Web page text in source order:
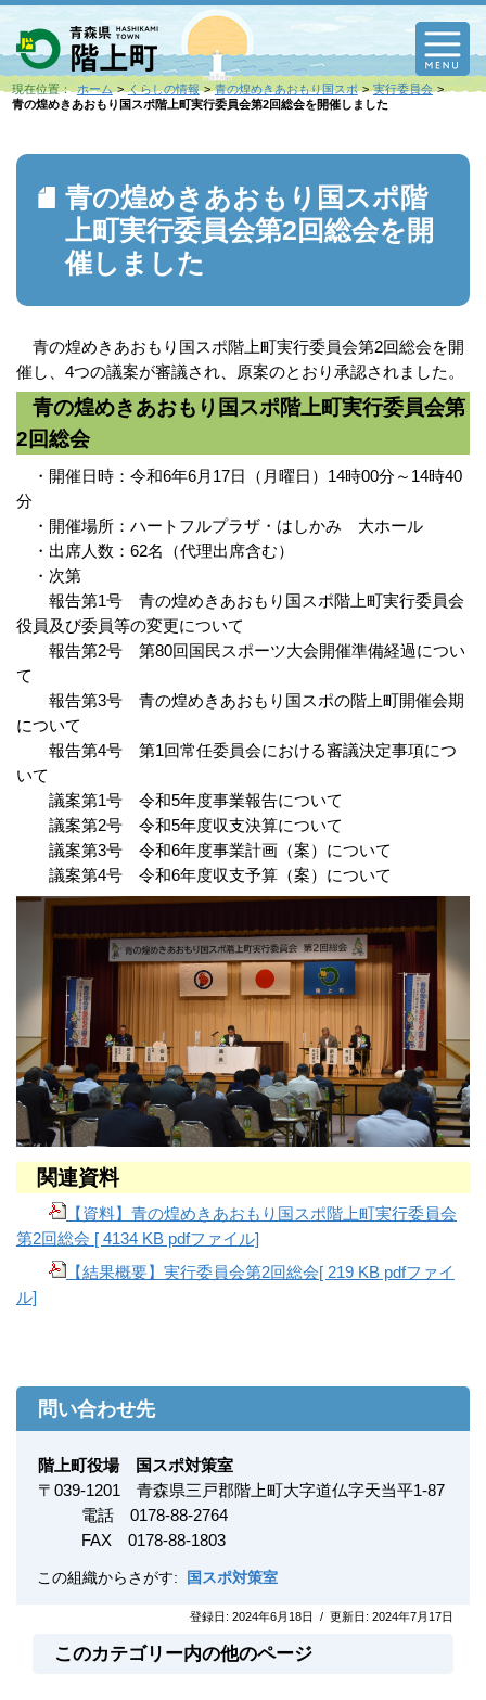
現在位置： ホーム くらしの情報 青の煌めきあおもり国スポ
実行委員会
青の煌めきあおもり国スポ階上町実行委員会第2回総会を開催しました
青の煌めきあおもり国スポ階
上町実行委員会第2回総会を開
催しました
青の煌めきあおもり国スポ階上町実行委員会第2回総会を開
催し、4つの議案が審議され、原案のとおり承認されました。
青の煌めきあおもり国スポ階上町実行委員会第
2回総会
・開催日時：令和6年6月17日（月曜日）14時00分～14時40
分
・開催場所：ハートフルプラザ・はしかみ 大ホール
・出席人数：62名（代理出席含む）
・次第
報告第1号 青の煌めきあおもり国スポ階上町実行委員会
役員及び委員等の変更について
報告第2号 第80回国民スポーツ大会開催準備経過につい
て
報告第3号 青の煌めきあおもり国スポの階上町開催会期
について
報告第4号 第1回常任委員会における審議決定事項につ
いて
議案第1号 令和5年度事業報告について
議案第2号 令和5年度収支決算について
議案第3号 令和6年度事業計画（案）について
議案第4号 令和6年度収支予算（案）について
関連資料
【資料】青の煌めきあおもり国スポ階上町実行委員会
第2回総会 [ 4134 KB pdfファイル]
【結果概要】実行委員会第2回総会[ 219 KB pdfファイ
ル]
問い合わせ先
階上町役場 国スポ対策室
〒 039-1201
青森県三戸郡階上町大字道仏字天当平1-87
電話 0178-88-2764
FAX 0178-88-1803
この組織からさがす: 国スポ対策室
登録日: 2024年6月18日 / 更新日: 2024年7月17日
このカテゴリー内の他のページ